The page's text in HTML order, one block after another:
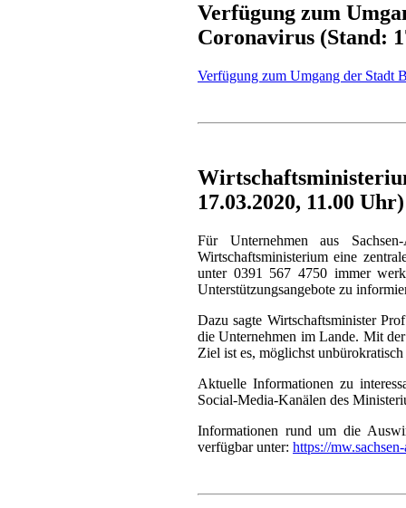
Verfügung zum
Coronavirus (Stand:
Verfügung zum Umgang der Stadt
17.03.2020, 11.00 Uhr)
Für Unternehmen aus
Wirtschaftsministerium eine
unter 0391 567 4750 immer
Unterstützungsangebote zu
Dazu sagte Wirtschaftsminister
die Unternehmen im Lande. Mit
Ziel ist es, möglichst
Aktuelle Informationen zu
Social-Media-Kanälen des
Informationen rund um die
verfügbar unter: https://